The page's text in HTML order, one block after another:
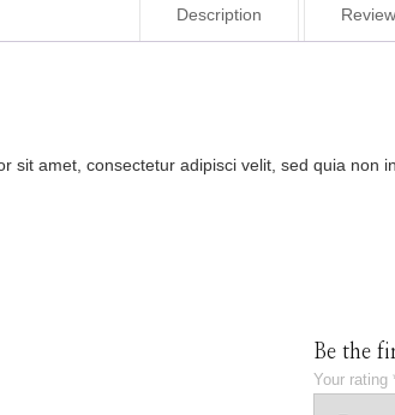
Description
sit amet, consectetur adipisci velit, sed quia
Be the
Your rating